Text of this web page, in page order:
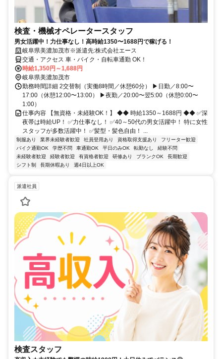
検査・機械オペレータースタッフ
男女活躍中！力仕事なし！高時給1350〜1688円で稼げる！
岐阜県美濃加茂市※派遣先:株式会社エース
交通・アクセス 車・バイク・自転車通勤 OK！
時給1,350円～1,688円
岐阜県美濃加茂市
勤務時間詳細 2交替制（実働8時間／休憩60分） ▶日勤／8:00〜
17:00（休憩12:00〜13:00） ▶夜勤／20:00〜翌5:00（休憩0:00〜
1:00）
仕事内容 【無資格・未経験OK！】 ◆◆ 時給1350～1688円 ◆◆ ✅深
夜帯は時給UP！ ✅力仕事なし！ ✅40～50代の男女活躍中！ 特に女性
スタッフが多数活躍中！ ✅髪型・髪色自由！ ...
制服あり 業界未経験者歓迎 社員登用あり 資格取得支援あり
フリーター歓迎
バイク通勤OK
学歴不問 車通勤OK 平日のみOK 転勤なし
経験不問
未経験者歓迎
経験者歓迎 有資格者歓迎 研修あり ブランクOK
長期歓迎
シフト制
長期休暇あり 週4日以上OK
派遣社員
検査スタッフ